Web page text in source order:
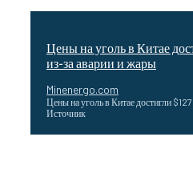
Цены на уголь в Китае
из-за аварии и жары
Minenergo.com
Цены на уголь в Китае достигли
Источник